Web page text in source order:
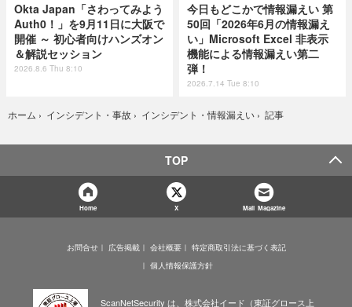
Okta Japan「さわってみよう
Auth0！」を9月11日に大阪で
開催 ～ 初心者向けハンズオン
＆解説セッション
2026.8.6 Thu 8:10
今日もどこかで情報漏えい 第
50回「2026年6月の情報漏え
い」Microsoft Excel 非表示
機能による情報漏えい第二
弾！
2026.7.14 Tue 8:10
ホーム › インシデント・事故 › インシデント・情報漏えい › 記事
TOP
Home X Mail Magazine
お問合せ 広告掲載 会社概要
特定商取引法に基づく表記
個人情報保護方針
ScanNetSecurity は、株式会社イード（東証グロース上